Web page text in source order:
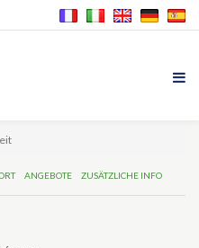
ANGEBOTE ZUSÄTZLICHE INFO